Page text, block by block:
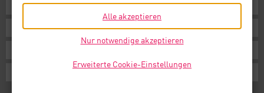
Impressum
Datenschutz
Alle akzeptieren
Nur notwendige akzeptieren
Erweiterte Cookie-Einstellungen